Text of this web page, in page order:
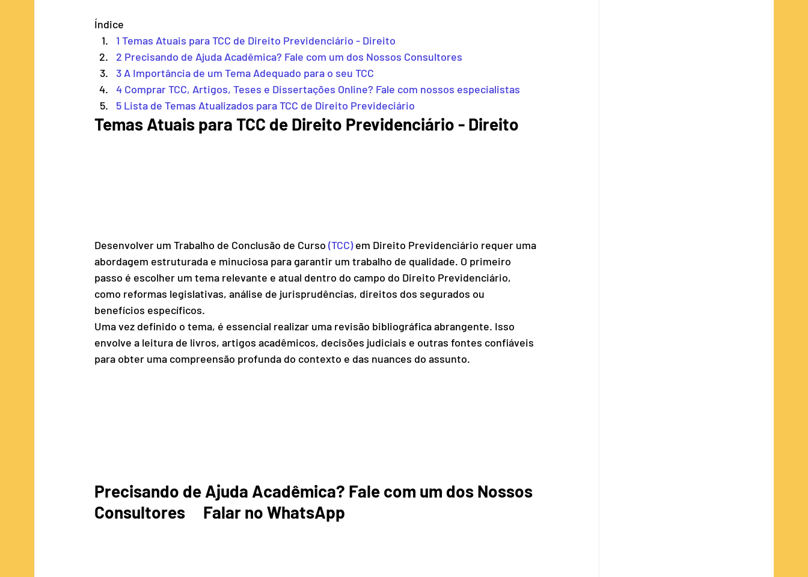
Publicidade e Propaganda
Índice
1 Temas Atuais para TCC de Direito Previdenciário - Direito
2 Precisando de Ajuda Acadêmica? Fale com um dos Nossos Consultores
3 A Importância de um Tema Adequado para o seu TCC
4 Comprar TCC, Artigos, Teses e Dissertações Online? Fale com nossos especialistas
5 Lista de Temas Atualizados para TCC de Direito Prevideciário
Temas Atuais para TCC de Direito Previdenciário - Direito
Desenvolver um Trabalho de Conclusão de Curso (TCC) em Direito Previdenciário requer uma
abordagem estruturada e minuciosa para garantir um trabalho de qualidade. O primeiro
passo é escolher um tema relevante e atual dentro do campo do Direito Previdenciário,
como reformas legislativas, análise de jurisprudências, direitos dos segurados ou
benefícios específicos.
Uma vez definido o tema, é essencial realizar uma revisão bibliográfica abrangente. Isso
envolve a leitura de livros, artigos acadêmicos, decisões judiciais e outras fontes confiáveis
para obter uma compreensão profunda do contexto e das nuances do assunto.
Precisando de Ajuda Acadêmica? Fale com um dos Nossos
Consultores     Falar no WhatsApp